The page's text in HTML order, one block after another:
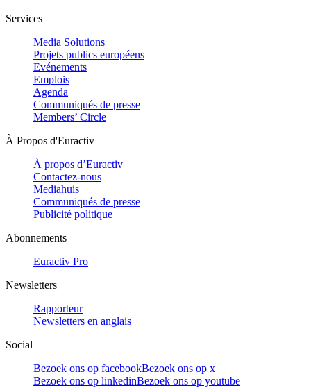
Services
Media Solutions
Projets publics européens
Evénements
Emplois
Agenda
Communiqués de presse
Members’ Circle
À Propos d'Euractiv
À propos d’Euractiv
Contactez-nous
Mediahuis
Communiqués de presse
Publicité politique
Abonnements
Euractiv Pro
Newsletters
Rapporteur
Newsletters en anglais
Social
Bezoek ons op facebookBezoek ons op x
Bezoek ons op linkedinBezoek ons op youtube